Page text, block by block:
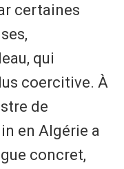
certaines
qui
coercitive. À
de
en Algérie a
concret,